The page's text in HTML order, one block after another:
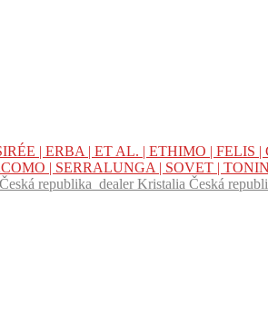
| ERBA | ET AL. | ETHIMO | FELIS |
| SERRALUNGA | SOVET |
republika dealer Kristalia Česká